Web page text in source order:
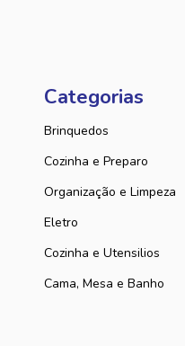
Categorias
Brinquedos
Cozinha e Preparo
Organização e Limpeza
Eletro
Cozinha e Utensilios
Cama, Mesa e Banho